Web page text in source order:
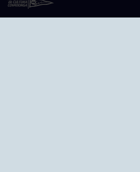
Avd. Jesús Revuelta, 2 33204
Gijón - Asturias